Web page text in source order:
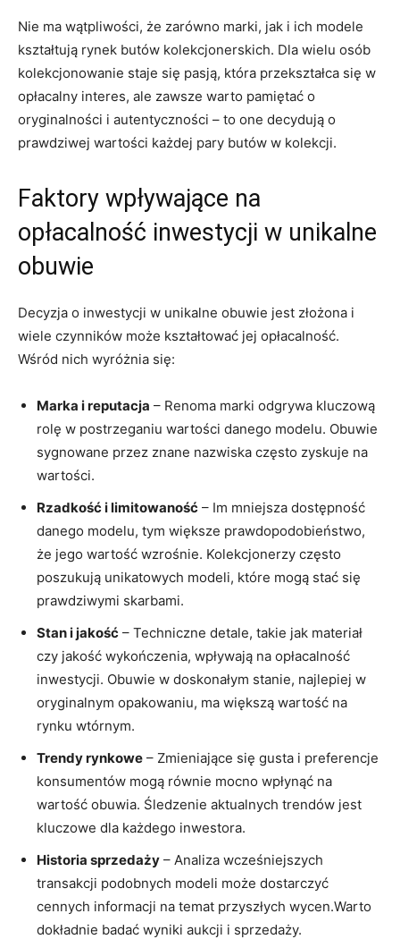
Nie ma wątpliwości, że zarówno marki, jak i ich modele
kształtują rynek butów kolekcjonerskich. Dla wielu osób
kolekcjonowanie staje się pasją, która przekształca się w
opłacalny interes, ale zawsze warto pamiętać o
oryginalności i autentyczności – to one decydują o
prawdziwej wartości każdej pary butów w kolekcji.
Faktory wpływające na
opłacalność inwestycji w unikalne
obuwie
Decyzja o inwestycji w unikalne obuwie jest złożona i
wiele czynników może kształtować jej opłacalność.
Wśród nich wyróżnia się:
Marka i reputacja – Renoma marki odgrywa kluczową
rolę w postrzeganiu wartości danego modelu. Obuwie
sygnowane przez znane nazwiska często zyskuje na
wartości.
Rzadkość i limitowaność – Im mniejsza dostępność
danego modelu, tym większe prawdopodobieństwo,
że jego wartość wzrośnie. Kolekcjonerzy często
poszukują unikatowych modeli, które mogą stać się
prawdziwymi skarbami.
Stan i jakość – Techniczne detale, takie jak materiał
czy jakość wykończenia, wpływają na opłacalność
inwestycji. Obuwie w doskonałym stanie, najlepiej w
oryginalnym opakowaniu, ma większą wartość na
rynku wtórnym.
Trendy rynkowe – Zmieniające się gusta i preferencje
konsumentów mogą równie mocno wpłynąć na
wartość obuwia. Śledzenie aktualnych trendów jest
kluczowe dla każdego inwestora.
Historia sprzedaży – Analiza wcześniejszych
transakcji podobnych modeli może dostarczyć
cennych informacji na temat przyszłych wycen.Warto
dokładnie badać wyniki aukcji i sprzedaży.